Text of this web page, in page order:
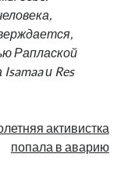
Раплаской
и Res
активистка
попала в аварию